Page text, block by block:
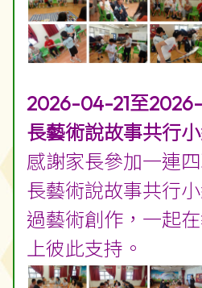
2026-04-21至
長藝術說故事共行
感謝家長參加一連
長藝術說故事共行
過藝術創作，一起
上彼此支持。